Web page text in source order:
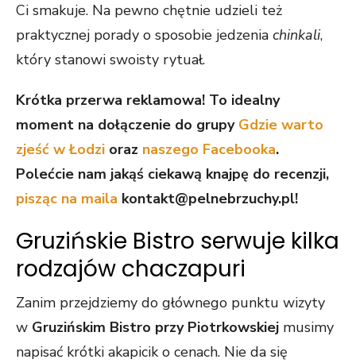
Ci smakuje. Na pewno chętnie udzieli też
praktycznej porady o sposobie jedzenia chinkali,
który stanowi swoisty rytuał.
Krótka przerwa reklamowa! To idealny
moment na dołączenie do grupy Gdzie warto
zjeść w Łodzi oraz naszego Facebooka.
Polećcie nam jakąś ciekawą knajpę do recenzji,
pisząc na maila kontakt@pelnebrzuchy.pl!
Gruzińskie Bistro serwuje kilka
rodzajów chaczapuri
Zanim przejdziemy do głównego punktu wizyty
w Gruzińskim Bistro przy Piotrkowskiej musimy
napisać krótki akapicik o cenach. Nie da się